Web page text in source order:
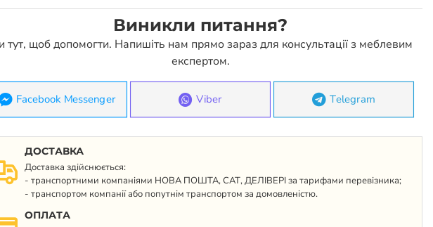
ДОСТАВКА
Доставка здійснюється:
- транспортними компаніями НОВА ПОШТА, САТ, ДЕЛІВЕРІ за тарифами перевізника;
- транспортом компанії або попутнім транспортом за домовленістю.
ОПЛАТА
Виникли питання?
тут, щоб допомогти. Напишіть нам прямо зараз для консультації з меблевим
експертом.
Facebook Messenger Viber Telegram